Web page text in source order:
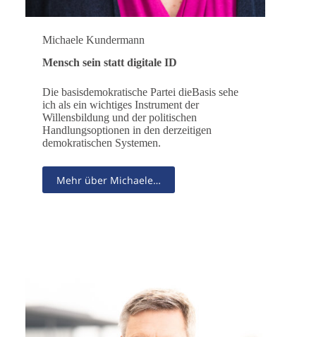
Michaele Kundermann
Mensch sein statt digitale ID
Die basisdemokratische Partei dieBasis sehe
ich als ein wichtiges Instrument der
Willensbildung und der politischen
Handlungsoptionen in den derzeitigen
demokratischen Systemen.
Mehr über Michaele…